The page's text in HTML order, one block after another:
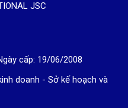
JSC
cấp: 19/06/2008
doanh - Sở kế hoạch và